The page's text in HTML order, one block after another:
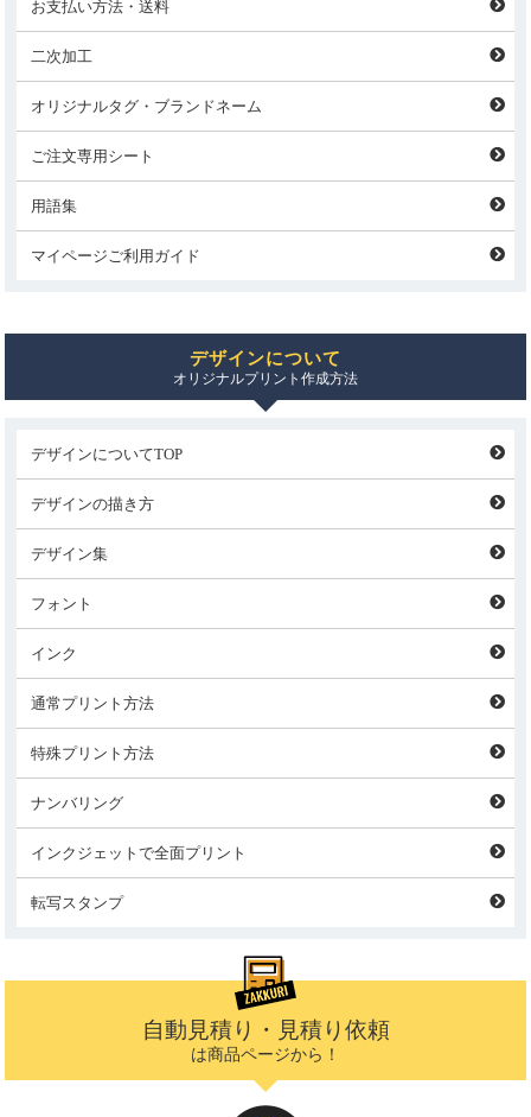
お支払い方法・送料
二次加工
オリジナルタグ・ブランドネーム
ご注文専用シート
用語集
マイページご利用ガイド
デザインについて
オリジナルプリント作成方法
デザインについてTOP
デザインの描き方
デザイン集
フォント
インク
通常プリント方法
特殊プリント方法
ナンバリング
インクジェットで全面プリント
転写スタンプ
自動見積り・見積り依頼
は商品ページから！